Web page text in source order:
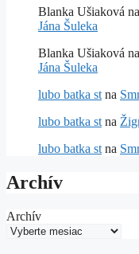
Blanka Ušiaková na
Jána Šuleka
Blanka Ušiaková na
Jána Šuleka
lubo batka stna
lubo batka stna
lubo batka stna
Archív
Archív